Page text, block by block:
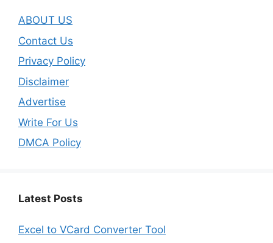
ABOUT US
Contact Us
Privacy Policy
Disclaimer
Advertise
Write For Us
DMCA Policy
Latest Posts
Excel to VCard Converter Tool